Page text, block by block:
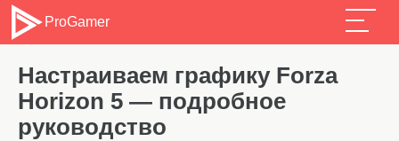
ProGamer
Настраиваем графику Forza
Horizon 5 — подробное
руководство